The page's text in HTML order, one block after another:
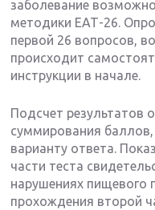
заболевание
методики ЕАТ-26.
первой 26 вопросов,
происходит
инструкции в начале.
Подсчет результатов
суммирования
варианту ответа.
части теста
нарушениях пищевого
прохождения второй